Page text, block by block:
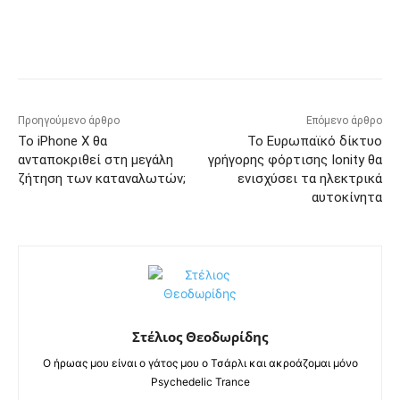
Προηγούμενο άρθρο
Το iPhone X θα
ανταποκριθεί στη μεγάλη
ζήτηση των καταναλωτών;
Επόμενο άρθρο
Το Ευρωπαϊκό δίκτυο
γρήγορης φόρτισης Ionity θα
ενισχύσει τα ηλεκτρικά
αυτοκίνητα
Στέλιος Θεοδωρίδης
Ο ήρωας μου είναι ο γάτος μου ο Τσάρλι και ακροάζομαι μόνο
Psychedelic Trance